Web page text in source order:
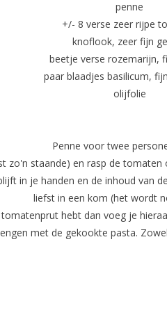
penne
+/- 8 verse zeer rijpe
knoflook, zeer fijn
beetje verse rozemarijn,
paar blaadjes basilicum,
olijfolie
Penne voor twee
zo'n staande) en rasp de
in je handen en de inhoud van
liefst in een kom (het wordt
hebt dan voeg je
met de gekookte pasta.